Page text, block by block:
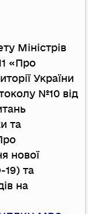
Міністрів
«Про
України
№10 від
та
нової
19) та
на